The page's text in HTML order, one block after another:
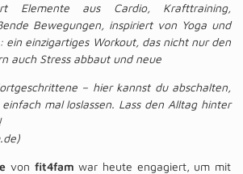
Elemente aus Cardio, Krafttraining,
Bewegungen, inspiriert von Yoga und
ein einzigartiges Workout, das nicht nur den
auch Stress abbaut und neue
– hier kannst du abschalten,
mal loslassen. Lass den Alltag hinter
von fit4famwar heute engagiert, um mit